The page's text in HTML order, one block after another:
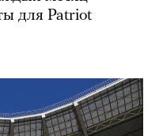
для Patriot